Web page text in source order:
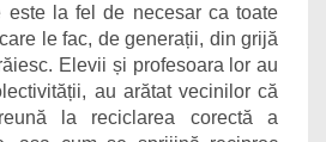
este la fel de necesar ca toate
le fac, de generații, din grijă
Elevii și profesoara lor au
au arătat vecinilor că
la reciclarea corectă a